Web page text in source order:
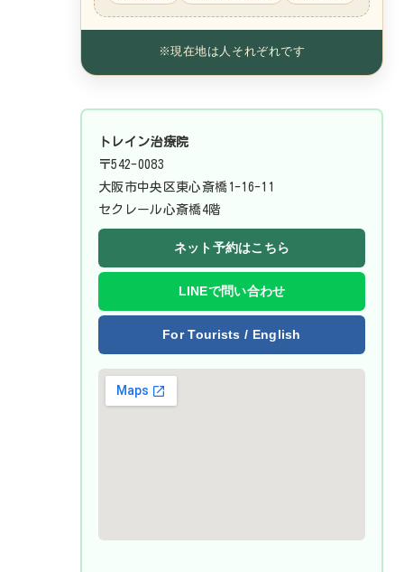
※現在地は人それぞれです
トレイン治療院
〒542-0083
大阪市中央区東心斎橋1-16-11
セクレール心斎橋4階
ネット予約はこちら
LINEで問い合わせ
For Tourists / English